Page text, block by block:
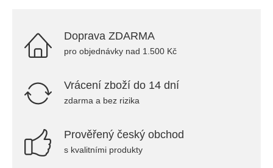
Doprava ZDARMA
pro objednávky nad 1.500 Kč
Vrácení zboží do 14 dní
zdarma a bez rizika
Prověřený český obchod
s kvalitními produkty